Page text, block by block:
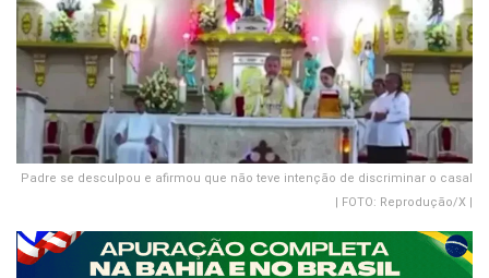
Padre se desculpou e afirmou que não teve intenção de discriminar o casal
| FOTO: Reprodução/X |